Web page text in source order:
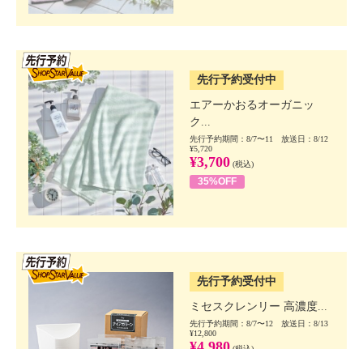
先行予約受付中
エアーかおるオーガニッ
ク...
先行予約期間：8/7〜11 放送日：8/12
¥5,720
¥3,700 (税込)
35%OFF
先行予約受付中
ミセスクレンリー 高濃度...
先行予約期間：8/7〜12 放送日：8/13
¥12,800